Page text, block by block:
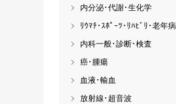
内分泌･代謝･生化学
ﾘｳﾏﾁ･ｽﾎﾟｰﾂ･ﾘﾊﾋﾞﾘ･老年病
内科一般･診断･検査
癌･腫瘍
血液･輸血
放射線･超音波